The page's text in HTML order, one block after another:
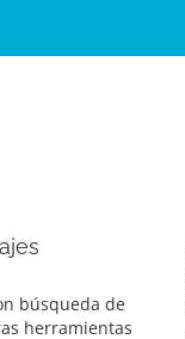
búsqueda de
herramientas